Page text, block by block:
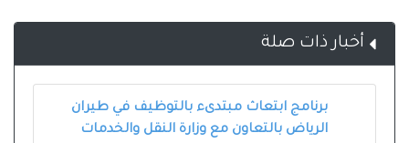
أخبار ذات صلة
برنامج ابتعاث مبتدىء بالتوظيف في طيران
الرياض بالتعاون مع وزارة النقل والخدمات